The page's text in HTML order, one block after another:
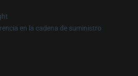
en la cadena de suministro